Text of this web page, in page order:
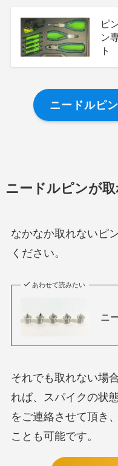
ピ
ン
ト
ニードルピ
ニードルピンが
なかなか取れないピ
ください。
あわせて読みたい
ニ
それでも取れない場
れば、スパイクの状
をご連絡させて頂き
ことも可能です。